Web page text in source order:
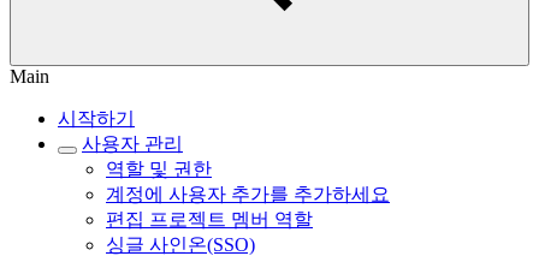
Main
시작하기
사용자 관리
역할 및 권한
계정에 사용자 추가를 추가하세요
편집 프로젝트 멤버 역할
싱글 사인온(SSO)